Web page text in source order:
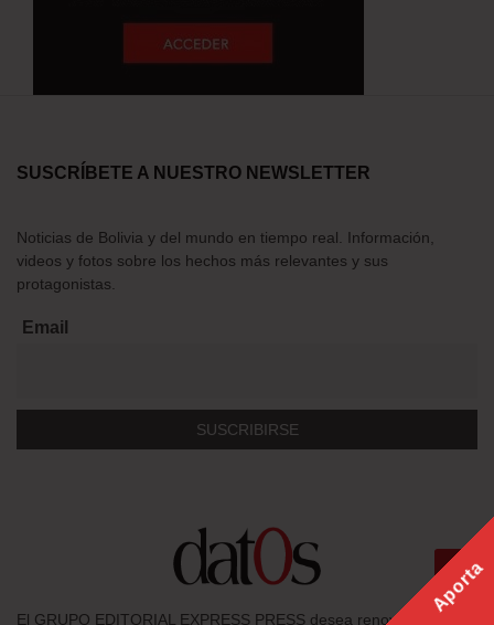
SUSCRÍBETE A NUESTRO NEWSLETTER
Noticias de Bolivia y del mundo en tiempo real. Información,
videos y fotos sobre los hechos más relevantes y sus
protagonistas.
Email
El GRUPO EDITORIAL EXPRESS PRESS desea renovar su
Aporta